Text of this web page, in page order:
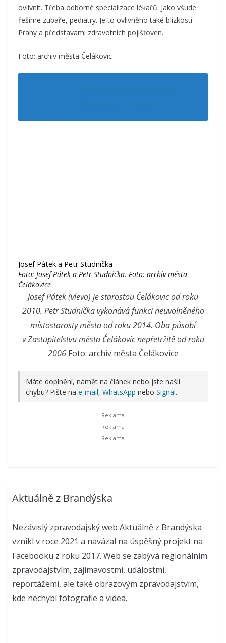
ovlivnit. Třeba odborné specializace lékařů. Jako všude
řešíme zubaře, pediatry. Je to ovlivněno také blízkostí
Prahy a představami zdravotních pojišťoven.
Foto: archiv města Čelákovic
Josef Pátek a Petr Studnička
Foto: Josef Pátek a Petr Studnička. Foto: archiv města
Čelákovice
Josef Pátek (vlevo) je starostou Čelákovic od roku
2010. Petr Studnička vykonává funkci neuvolněného
místostarosty města od roku 2014. Oba působí
v Zastupitelstvu města Čelákovic nepřetržitě od roku
2006Foto: archiv města Čelákovice
Máte doplnění, námět na článek nebo jste našli
chybu? Pište na e-mail, WhatsApp nebo Signal.
Aktuálně z Brandýska
Nezávislý zpravodajský web Aktuálně z Brandýska
vznikl v roce 2021 a navázal na úspěšný projekt na
Facebooku z roku 2017. Web se zabývá regionálním
zpravodajstvím, zajímavostmi, událostmi,
reportážemi, ale také obrazovým zpravodajstvím,
kde nechybí fotografie a videa.